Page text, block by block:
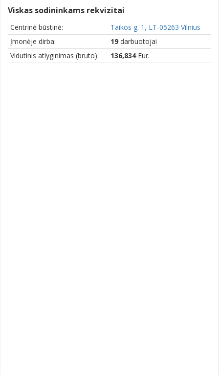
Viskas sodininkams rekvizitai
Centrinė būstinė:
Taikos g. 1, LT-05263 Vilnius
Įmonėje dirba:
19 darbuotojai
Vidutinis atlyginimas (bruto):
136,834Eur.